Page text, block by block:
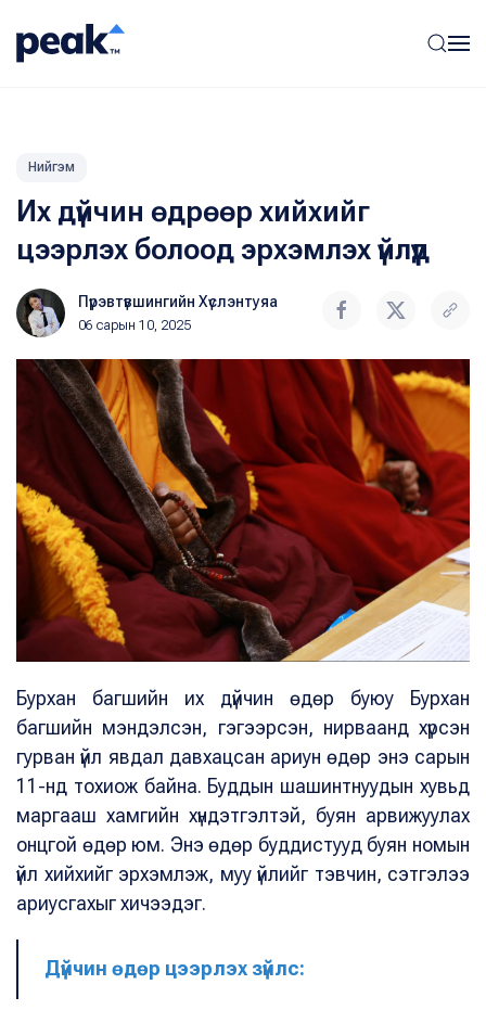
Нийгэм
Их дүйчин өдрөөр хийхийг
цээрлэх болоод эрхэмлэх үйлүүд
Пүрэвтүвшингийн Хүслэнтуяа
06 сарын 10, 2025
Бурхан багшийн их дүйчин өдөр буюу Бурхан
багшийн мэндэлсэн, гэгээрсэн, нирваанд хүрсэн
гурван үйл явдал давхацсан ариун өдөр энэ сарын
11-нд тохиож байна. Буддын шашинтнуудын хувьд
маргааш хамгийн хүндэтгэлтэй, буян арвижуулах
онцгой өдөр юм. Энэ өдөр буддистууд буян номын
үйл хийхийг эрхэмлэж, муу үйлийг тэвчин, сэтгэлээ
ариусгахыг хичээдэг.
Дүйчин өдөр цээрлэх зүйлс: